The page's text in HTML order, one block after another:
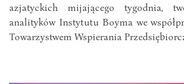
azjatyckich mijającego tygodnia,
analityków Instytutu Boyma we
Towarzystwem Wspierania